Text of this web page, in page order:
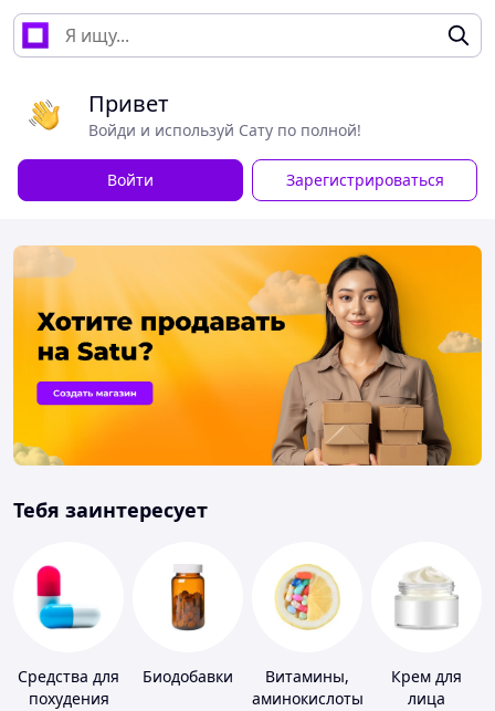
Привет
Войди и используй Сату по полной!
Войти Зарегистрироваться
Тебя заинтересует
Средства для
похудения
Биодобавки
Витамины,
аминокислоты
Крем для
лица